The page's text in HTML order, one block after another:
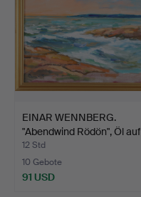
EINAR WENNBERG.
"Abendwind Rödön", Öl auf
…
12 Std
10 Gebote
91 USD